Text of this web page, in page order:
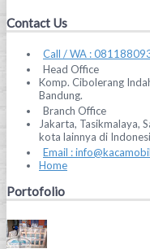
Contact Us
Call / WA :
Head Office
Komp. Cibolerang
Bandung.
Branch Office
Jakarta, Tasikmalaya,
kota lainnya di
Email :
Home
Portofolio